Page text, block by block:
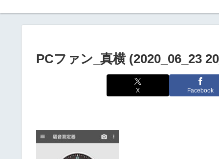
PCファン_真横 (2020_06_23
X Facebook